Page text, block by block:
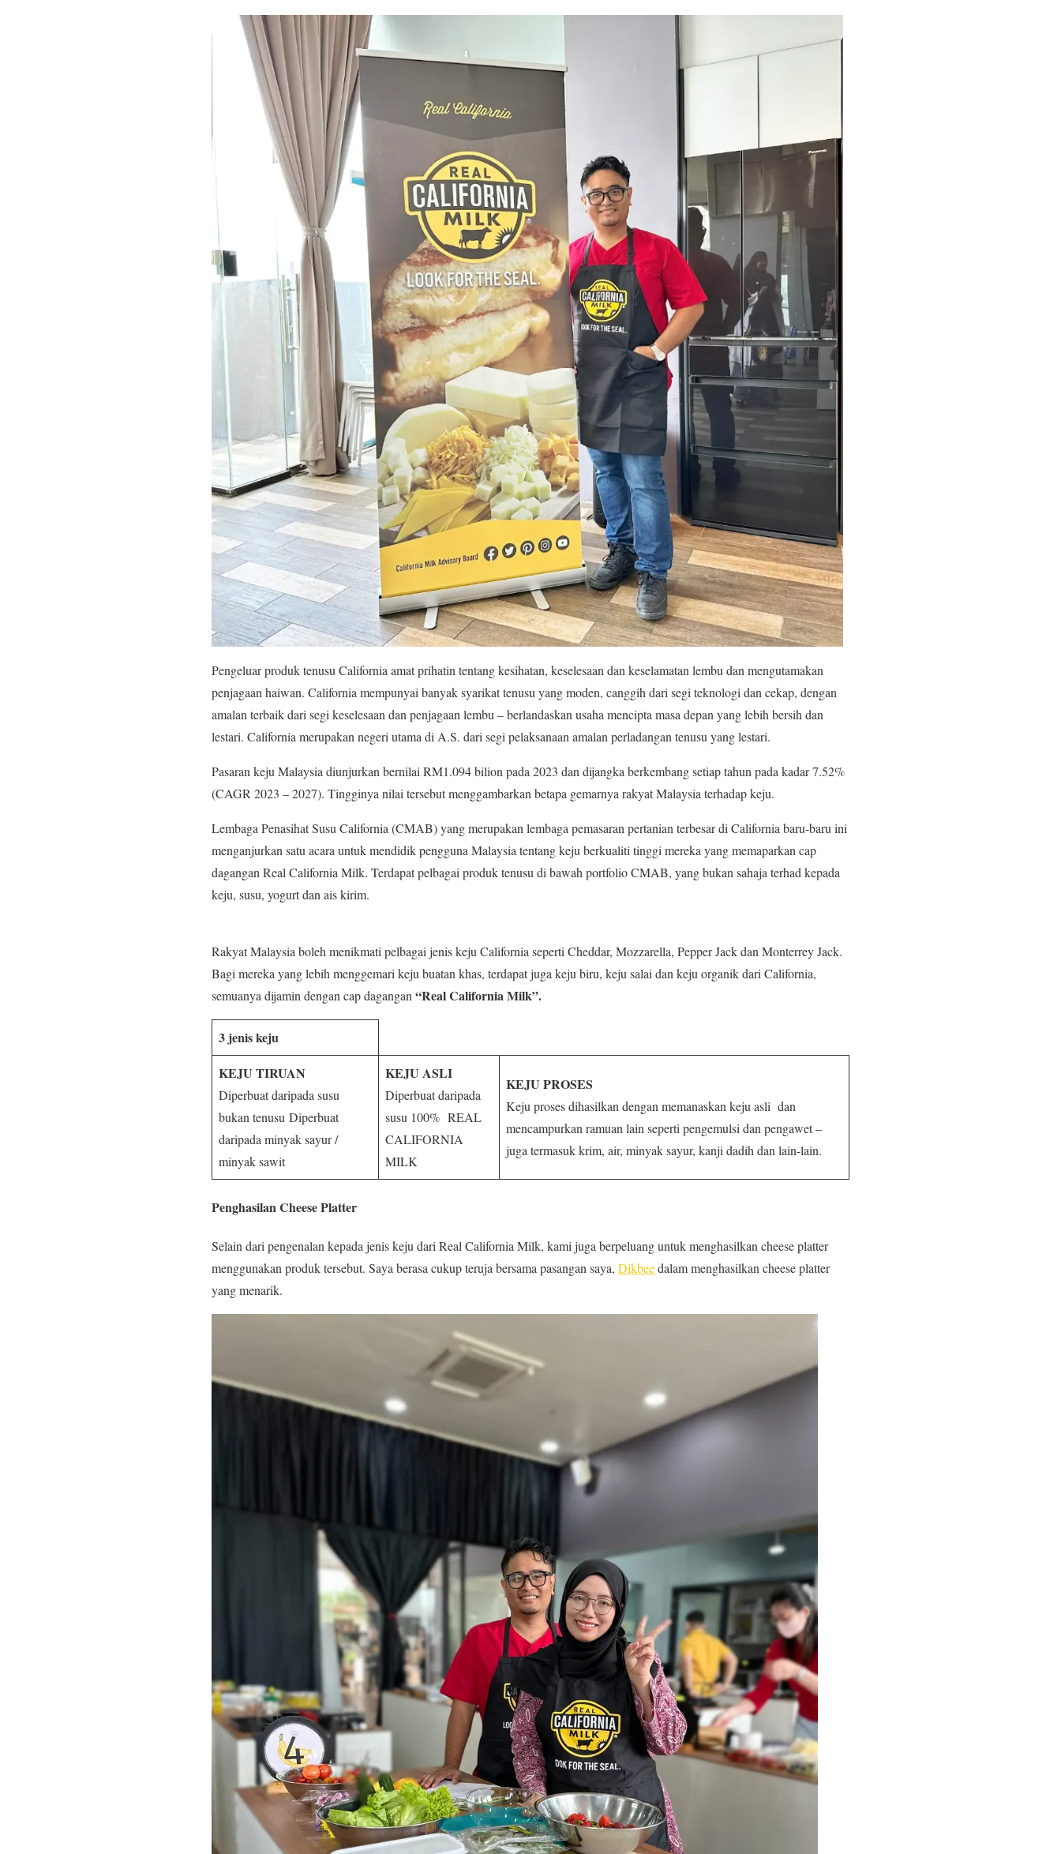
Pengeluar produk tenusu California amat prihatin tentang kesihatan, keselesaan dan keselamatan lembu dan mengutamakan
penjagaan haiwan. California mempunyai banyak syarikat tenusu yang moden, canggih dari segi teknologi dan cekap, dengan
amalan terbaik dari segi keselesaan dan penjagaan lembu – berlandaskan usaha mencipta masa depan yang lebih bersih dan
lestari. California merupakan negeri utama di A.S. dari segi pelaksanaan amalan perladangan tenusu yang lestari.
Pasaran keju Malaysia diunjurkan bernilai RM1.094 bilion pada 2023 dan dijangka berkembang setiap tahun pada kadar 7.52%
(CAGR 2023 – 2027). Tingginya nilai tersebut menggambarkan betapa gemarnya rakyat Malaysia terhadap keju.
Lembaga Penasihat Susu California (CMAB) yang merupakan lembaga pemasaran pertanian terbesar di California baru-baru ini
menganjurkan satu acara untuk mendidik pengguna Malaysia tentang keju berkualiti tinggi mereka yang memaparkan cap
dagangan Real California Milk. Terdapat pelbagai produk tenusu di bawah portfolio CMAB, yang bukan sahaja terhad kepada
keju, susu, yogurt dan ais kirim.
Rakyat Malaysia boleh menikmati pelbagai jenis keju California seperti Cheddar, Mozzarella, Pepper Jack dan Monterrey Jack.
Bagi mereka yang lebih menggemari keju buatan khas, terdapat juga keju biru, keju salai dan keju organik dari California,
semuanya dijamin dengan cap dagangan “Real California Milk”.
3 jenis keju
KEJU TIRUAN
Diperbuat daripada susu
bukan tenusu Diperbuat
daripada minyak sayur /
minyak sawit
KEJU ASLI
Diperbuat daripada
susu 100% REAL
CALIFORNIA
MILK
KEJU PROSES
Keju proses dihasilkan dengan memanaskan keju asli dan
mencampurkan ramuan lain seperti pengemulsi dan pengawet –
juga termasuk krim, air, minyak sayur, kanji dadih dan lain-lain.
Penghasilan Cheese Platter
Selain dari pengenalan kepada jenis keju dari Real California Milk, kami juga berpeluang untuk menghasilkan cheese platter
menggunakan produk tersebut. Saya berasa cukup teruja bersama pasangan saya, Dikbeedalam menghasilkan cheese platter
yang menarik.